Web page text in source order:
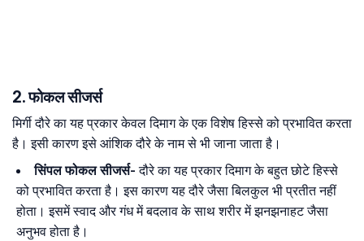
2. फोकल सीजर्स
मिर्गी दौरे का यह प्रकार केवल दिमाग के एक विशेष हिस्से को प्रभावित करता
है। इसी कारण इसे आंशिक दौरे के नाम से भी जाना जाता है।
सिंपलफोकलसीजर्स-दौरे का यह प्रकार दिमाग के बहुत छोटे हिस्से
को प्रभावित करता है। इस कारण यह दौरे जैसा बिलकुल भी प्रतीत नहीं
होता। इसमें स्वाद और गंध में बदलाव के साथ शरीर में झनझनाहट जैसा
अनुभव होता है।